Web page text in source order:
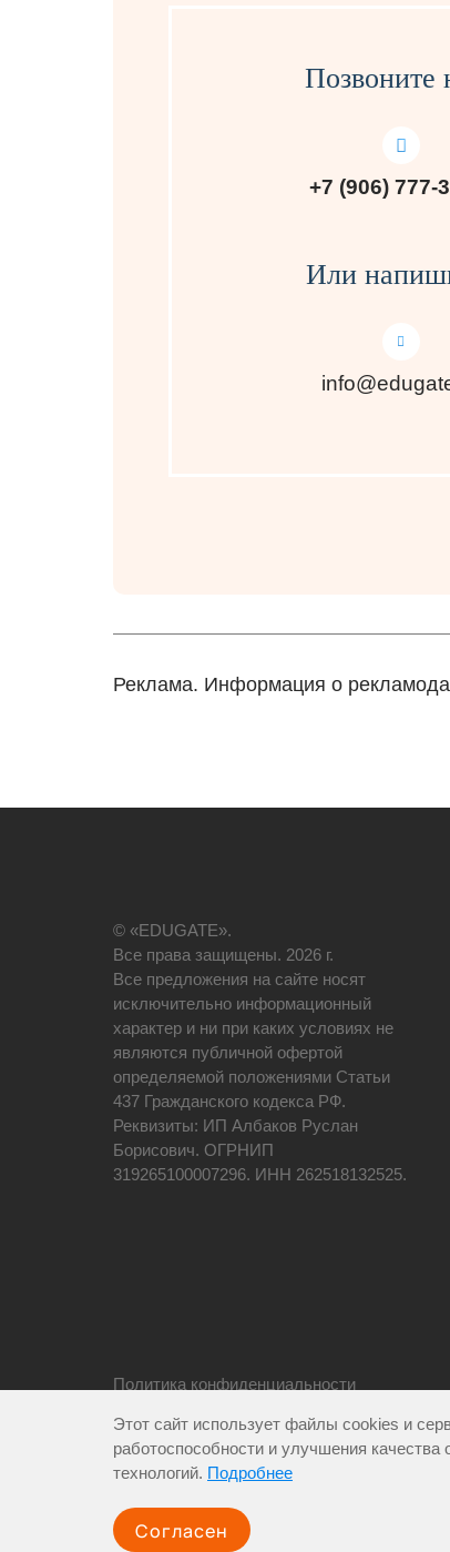
Позвоните
+7 (906) 777-
Или
Реклама. Информация о
© «EDUGATE».
Все права защищены. 2026 г.
Все предложения на сайте носят
исключительно информационный
характер и ни при каких условиях не
являются публичной офертой
определяемой положениями Статьи
437 Гражданского кодекса РФ.
Реквизиты: ИП Албаков Руслан
Борисович. ОГРНИП
319265100007296. ИНН 262518132525.
Политика конфиденциальности
Карта сайта|XML-карта
Этот сайт использует файлы cookies и
работоспособности и улучшения
технологий. Подробнее
Согласен